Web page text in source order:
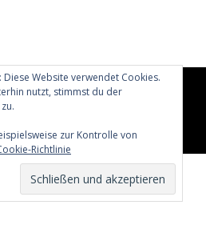
Website verwendet Cookies.
nutzt, stimmst du der
zur Kontrolle von
Richtlinie
märchenhaft leben All Rights
Reserved.